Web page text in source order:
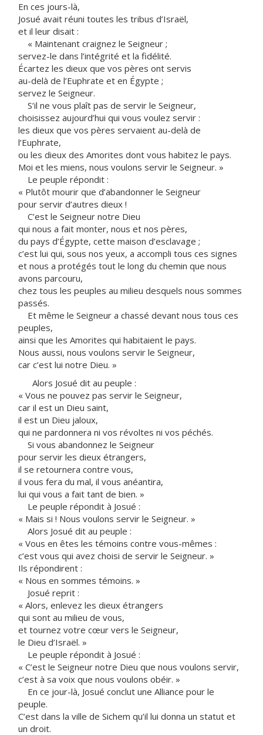
En ces jours-là,
Josué avait réuni toutes les tribus d’Israël,
et il leur disait :
« Maintenant craignez le Seigneur ;
servez-le dans l’intégrité et la fidélité.
Écartez les dieux que vos pères ont servis
au-delà de l’Euphrate et en Égypte ;
servez le Seigneur.
S’il ne vous plaît pas de servir le Seigneur,
choisissez aujourd’hui qui vous voulez servir :
les dieux que vos pères servaient au-delà de
l’Euphrate,
ou les dieux des Amorites dont vous habitez le pays.
Moi et les miens, nous voulons servir le Seigneur. »
Le peuple répondit :
« Plutôt mourir que d’abandonner le Seigneur
pour servir d’autres dieux !
C’est le Seigneur notre Dieu
qui nous a fait monter, nous et nos pères,
du pays d’Égypte, cette maison d’esclavage ;
c’est lui qui, sous nos yeux, a accompli tous ces signes
et nous a protégés tout le long du chemin que nous
avons parcouru,
chez tous les peuples au milieu desquels nous sommes
passés.
Et même le Seigneur a chassé devant nous tous ces
peuples,
ainsi que les Amorites qui habitaient le pays.
Nous aussi, nous voulons servir le Seigneur,
car c’est lui notre Dieu. »
Alors Josué dit au peuple :
« Vous ne pouvez pas servir le Seigneur,
car il est un Dieu saint,
il est un Dieu jaloux,
qui ne pardonnera ni vos révoltes ni vos péchés.
Si vous abandonnez le Seigneur
pour servir les dieux étrangers,
il se retournera contre vous,
il vous fera du mal, il vous anéantira,
lui qui vous a fait tant de bien. »
Le peuple répondit à Josué :
« Mais si ! Nous voulons servir le Seigneur. »
Alors Josué dit au peuple :
« Vous en êtes les témoins contre vous-mêmes :
c’est vous qui avez choisi de servir le Seigneur. »
Ils répondirent :
« Nous en sommes témoins. »
Josué reprit :
« Alors, enlevez les dieux étrangers
qui sont au milieu de vous,
et tournez votre cœur vers le Seigneur,
le Dieu d’Israël. »
Le peuple répondit à Josué :
« C’est le Seigneur notre Dieu que nous voulons servir,
c’est à sa voix que nous voulons obéir. »
En ce jour-là, Josué conclut une Alliance pour le
peuple.
C’est dans la ville de Sichem qu’il lui donna un statut et
un droit.